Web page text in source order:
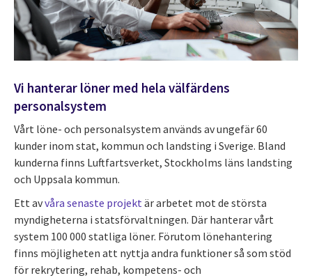
Vi hanterar löner med hela välfärdens
personalsystem
Vårt löne- och personalsystem används av ungefär 60
kunder inom stat, kommun och landsting i Sverige. Bland
kunderna finns Luftfartsverket, Stockholms läns landsting
och Uppsala kommun.
Ett avvåra senaste projekt är arbetet mot de största
myndigheterna i statsförvaltningen. Där hanterar vårt
system 100 000 statliga löner. Förutom lönehantering
finns möjligheten att nyttja andra funktioner så som stöd
för rekrytering, rehab, kompetens- och